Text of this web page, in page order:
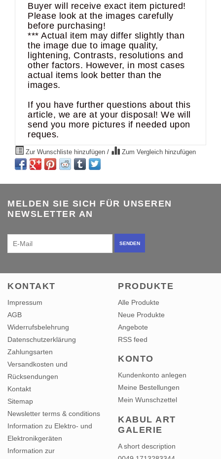
Buyer will receive exact item pictured!
Please look at the images carefully
before purchasing!
*** Actual item may differ slightly than
the image due to image quality,
lightening, Contrasts, resolutions and
other factors. However, in most cases
actual items look better than the
images.
If you have further questions about this
article, we are at your disposal! We will
send you more pictures if needed upon
reques.
Zur Wunschliste hinzufügen / Zum Vergleich hinzufügen
MELDEN SIE SICH FÜR UNSEREN
NEWSLETTER AN
SENDEN
KONTAKT
Impressum
AGB
Widerrufsbelehrung
Datenschutzerklärung
Zahlungsarten
Versandkosten und
Rücksendungen
Kontakt
Sitemap
Newsletter terms & conditions
Information zu Elektro- und
Elektronikgeräten
Information zur
PRODUKTE
Alle Produkte
Neue Produkte
Angebote
RSS feed
KONTO
Kundenkonto anlegen
Meine Bestellungen
Mein Wunschzettel
KABUL ART
GALERIE
A short description